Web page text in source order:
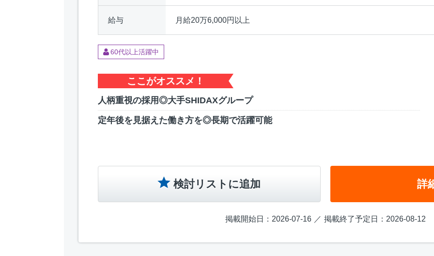
給与 月給20万6,000円以上
60代以上活躍中
ここがオススメ！
人柄重視の採用◎大手SHIDAXグループ
定年後を見据えた働き方を◎長期で活躍可能
検討リストに追加 詳
掲載開始日：2026-07-16 掲載終了予定日：2026-08-12